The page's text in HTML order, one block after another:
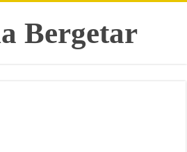
Bergetar